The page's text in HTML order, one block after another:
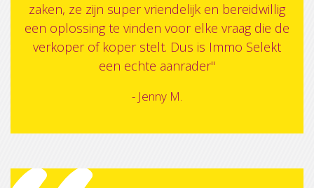
zaken, ze zijn super vriendelijk en bereidwillig
een oplossing te vinden voor elke vraag die de
verkoper of koper stelt. Dus is Immo Selekt
een echte aanrader"
- Jenny M.